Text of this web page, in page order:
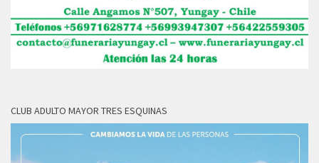
CLUB ADULTO MAYOR TRES ESQUINAS